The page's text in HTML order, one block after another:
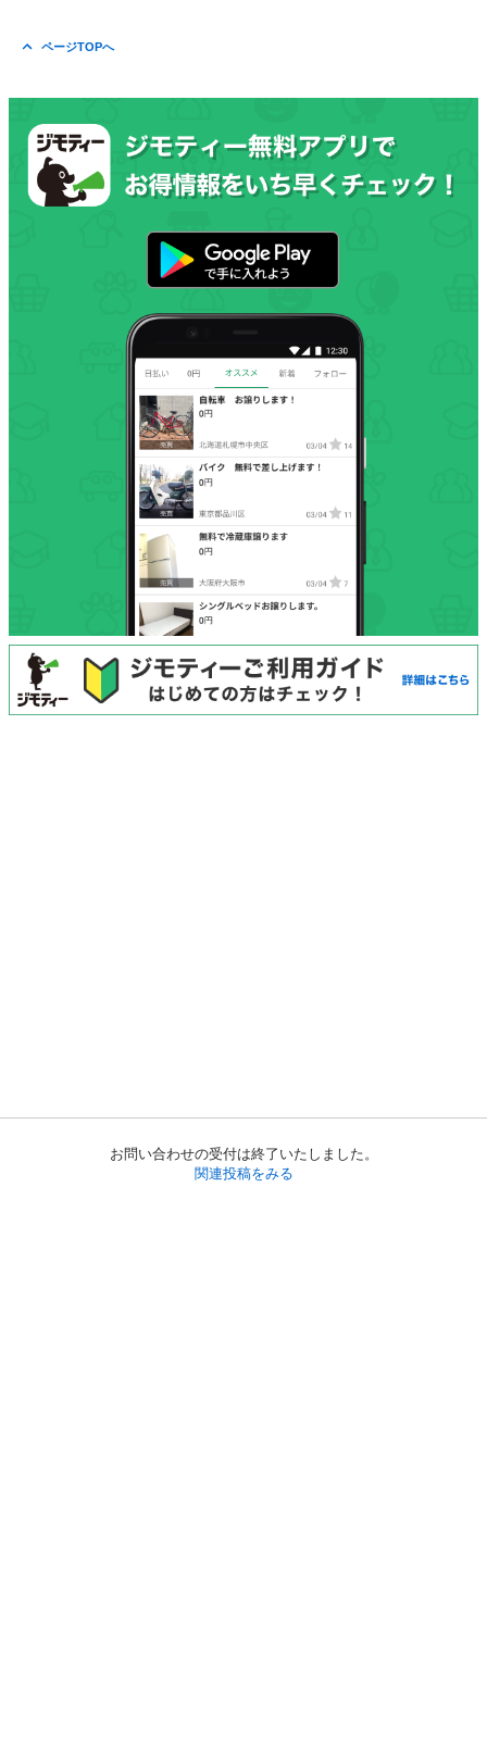
お問い合わせの受付は終了いたしました。
関連投稿をみる
ページTOPへ